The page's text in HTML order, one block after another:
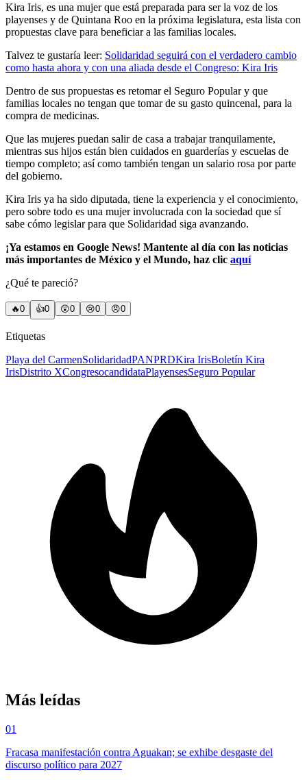
Kira Iris, es una mujer que está preparada para ser la voz de los
playenses y de Quintana Roo en la próxima legislatura, esta lista con
propuestas clave para beneficiar a las familias locales.
Talvez te gustaría leer: Solidaridad seguirá con el verdadero cambio
como hasta ahora y con una aliada desde el Congreso: Kira Iris
Dentro de sus propuestas es retomar el Seguro Popular y que
familias locales no tengan que tomar de su gasto quincenal, para la
compra de medicinas.
Que las mujeres puedan salir de casa a trabajar tranquilamente,
mientras sus hijos están bien cuidados en guarderías y escuelas de
tiempo completo; así como también tengan un salario rosa por parte
del gobierno.
Kira Iris ya ha sido diputada, tiene la experiencia y el conocimiento,
pero sobre todo es una mujer involucrada con la sociedad que sí
sabe cómo legislar para que Solidaridad siga avanzando.
¡Ya estamos en Google News! Mantente al día con las noticias
más importantes de México y el Mundo, haz clic aquí
¿Qué te pareció?
🔥0 👍0 😲0 😢0 😠0
Etiquetas
Playa del CarmenSolidaridadPANPRDKira IrisBoletín Kira
IrisDistrito XCongresocandidataPlayensesSeguro Popular
Más leídas
01
Fracasa manifestación contra Aguakan; se exhibe desgaste del
discurso político para 2027